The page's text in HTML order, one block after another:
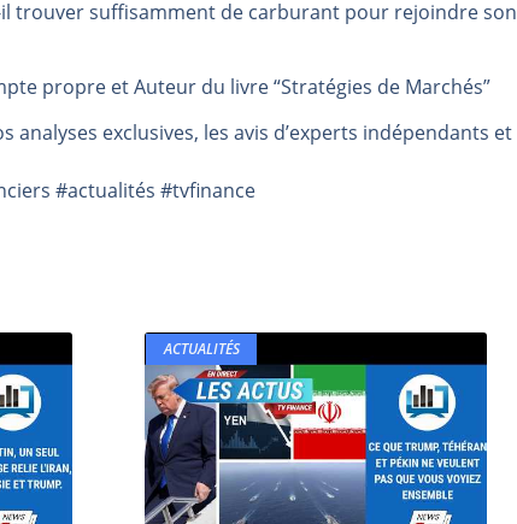
en même temps cette semaine | par Louis-Antoine Michelet
| Antoine Quesada – Chrono CAC
en même temps cette semaine ? | par Louis-Antoine Michelet
au plus bas | Denis Desclos – Market Movers
trouver suffisamment de carburant pour rejoindre son
propre et Auteur du livre “Stratégies de Marchés”
exclusives, les avis d’experts indépendants et
#actualités #tvfinance
ACTUALITÉS